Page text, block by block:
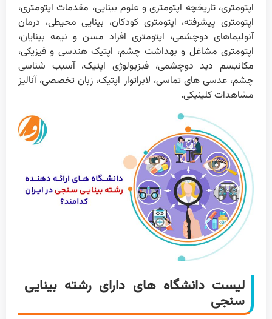
اپتومتری، تاریخچه اپتومتری و علوم بینایی، مقدمات اپتومتری،
اپتومتری پیشرفته، اپتومتری کودکان، بینایی محیطی، درمان
آنولیماهای دوچشمی، اپتومتری افراد مسن و نیمه بینایان،
اپتومتری مشاغل و بهداشت چشم، اپتیک هندسی و فیزیکی،
مکانیسم دید دوچشمی، فیزیولوژی اپتیک، آسیب شناسی
چشم، عدسی های تماسی، لابراتوار اپتیک، زبان تخصصی، آنالیز
مشاهدات کلینیکی.
لیست دانشگاه های دارای رشته بینایی
سنجی